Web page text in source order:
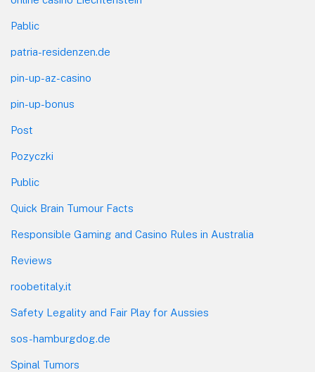
Pablic
patria-residenzen.de
pin-up-az-casino
pin-up-bonus
Post
Pozyczki
Public
Quick Brain Tumour Facts
Responsible Gaming and Casino Rules in Australia
Reviews
roobetitaly.it
Safety Legality and Fair Play for Aussies
sos-hamburgdog.de
Spinal Tumors